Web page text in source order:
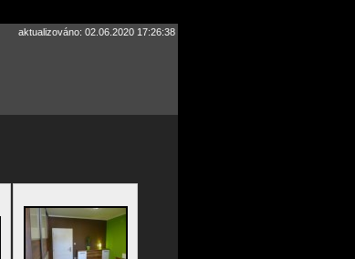
aktualizováno: 02.06.2020 17:26:38